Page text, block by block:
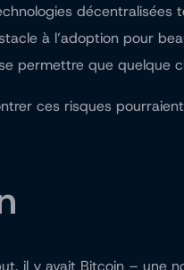
décentralisées
à l’adoption pour
que quelque
ces risques